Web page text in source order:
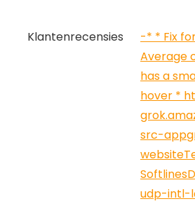
Klantenrecensies
-* * Fix
Average
has a
hover *
src-
udp-intl-